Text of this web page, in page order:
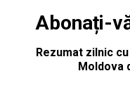
Abonați-
Rezumat zilnic
Moldova